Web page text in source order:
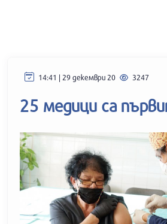
14:41 | 29 декември 20 3247
25 медици са